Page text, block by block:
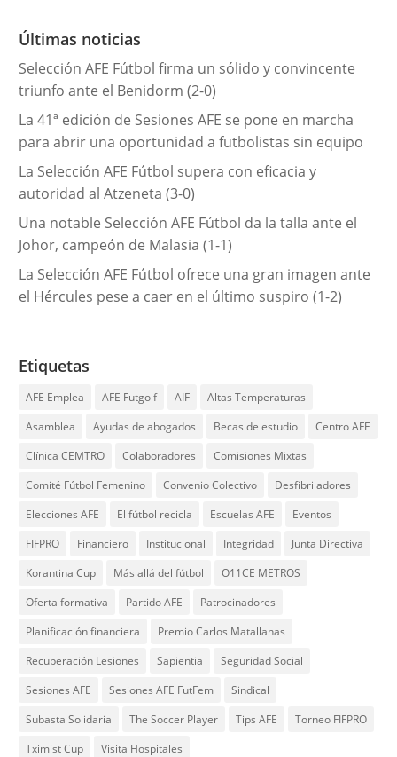
r
a
s
Últimas noticias
Selección AFE Fútbol firma un sólido y convincente
triunfo ante el Benidorm (2-0)
La 41ª edición de Sesiones AFE se pone en marcha
para abrir una oportunidad a futbolistas sin equipo
La Selección AFE Fútbol supera con eficacia y
autoridad al Atzeneta (3-0)
Una notable Selección AFE Fútbol da la talla ante el
Johor, campeón de Malasia (1-1)
La Selección AFE Fútbol ofrece una gran imagen ante
el Hércules pese a caer en el último suspiro (1-2)
Etiquetas
AFE Emplea AFE Futgolf AIF
Altas Temperaturas
Asamblea
Ayudas de abogados Becas de estudio
Centro AFE
Clínica CEMTRO
Colaboradores
Comisiones Mixtas
Comité Fútbol Femenino
Convenio Colectivo
Desfibriladores
Elecciones AFE
El fútbol recicla Escuelas AFE
Eventos
FIFPRO
Financiero Institucional Integridad
Junta Directiva
Korantina Cup
Más allá del fútbol
O11CE METROS
Oferta formativa
Partido AFE
Patrocinadores
Planificación financiera
Premio Carlos Matallanas
Recuperación Lesiones
Sapientia
Seguridad Social
Sesiones AFE
Sesiones AFE FutFem
Sindical
Subasta Solidaria
The Soccer Player Tips AFE
Torneo FIFPRO
Tximist Cup
Visita Hospitales